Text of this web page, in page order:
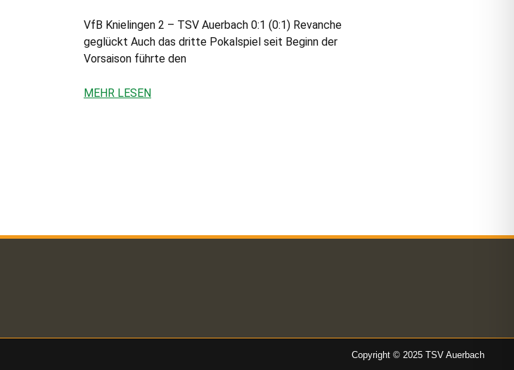
VfB Knielingen 2 – TSV Auerbach 0:1 (0:1) Revanche
geglückt Auch das dritte Pokalspiel seit Beginn der
Vorsaison führte den
MEHR LESEN
Copyright © 2025 TSV Auerbach